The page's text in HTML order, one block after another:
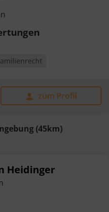
zum Profil
(45km)
Heidinger